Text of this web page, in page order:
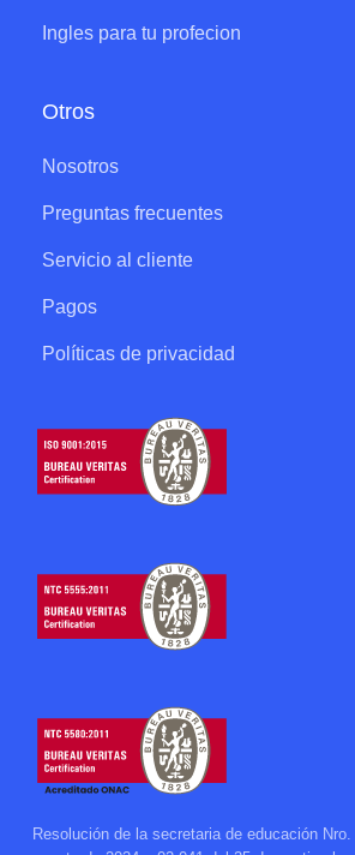
Ingles para tu profecion
Otros
Nosotros
Preguntas frecuentes
Servicio al cliente
Pagos
Políticas de privacidad
Resolución de la secretaria de educación